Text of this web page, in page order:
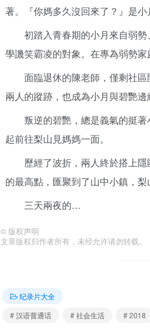
著。『你媽多久沒回來了？』是
初踏入青春期的小月來自弱
學譏笑霸凌的對象。在專為弱勢
面臨退休的陳老師，僅剩社
兩人的蹤跡，也成為小月與碧艷邊
叛逆的碧艷，總是義氣的挺
起前往梨山見媽媽一面。
歷經了波折，兩人終於搭上
的最高點，匯聚到了山中小鎮，梨
三天兩夜的…
© 版权声明
文章版权归作者所有，未经允许请勿转载。
纪录片大全
# 汉语普通话
# 社会生活 # 2018